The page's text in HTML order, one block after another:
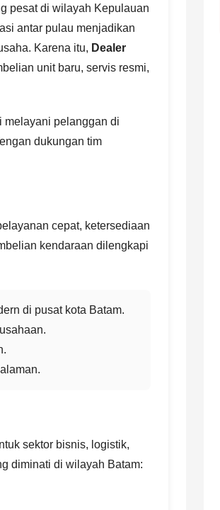
pesat di wilayah Kepulauan
antar pulau menjadikan
Karena itu, Dealer
unit baru, servis resmi,
melayani pelanggan di
dukungan tim
cepat, ketersediaan
kendaraan dilengkapi
di pusat kota Batam.
sektor bisnis, logistik,
diminati di wilayah Batam: